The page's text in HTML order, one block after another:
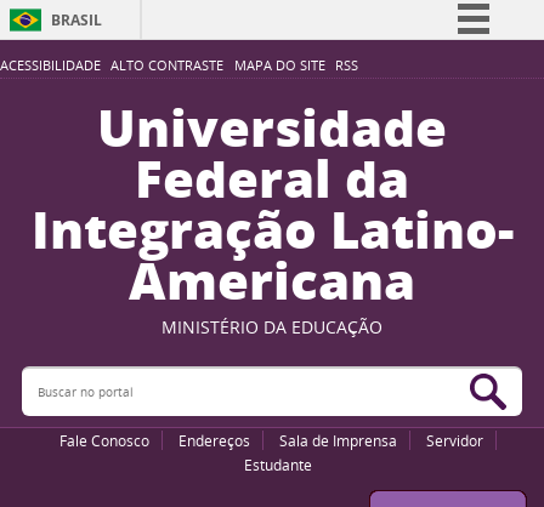
ACESSIBILIDADE ALTO CONTRASTE MAPA DO SITE RSS
BRASIL
Simplifique!
Participe
Acesso à informação
Legislação
Canais
Universidade
Federal da
Integração Latino-
Americana
MINISTÉRIO DA EDUCAÇÃO
Buscar no portal
Fale Conosco Endereços Sala de Imprensa
Servidor
Estudante